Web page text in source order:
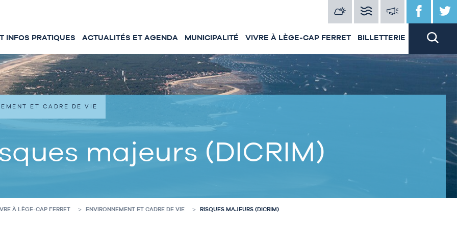
INFOS PRATIQUES ACTUALITÉS ET AGENDA MUNICIPALITÉ VIVRE À LÈGE-CAP FERRET BILLETTERIE
majeurs (DICRIM)
ET CADRE DE VIE
À LÈGE-CAP FERRET ENVIRONNEMENT ET CADRE DE VIE RISQUES MAJEURS (DICRIM)